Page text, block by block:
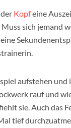
Kopfeine
sich jemand
aufstehen und
rauf und
sie. Auch das
tief